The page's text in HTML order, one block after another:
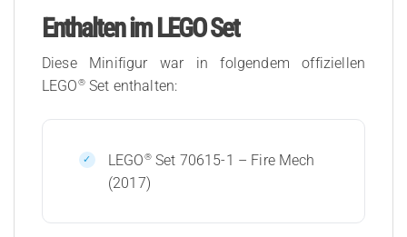
Enthalten im LEGO Set
Diese Minifigur war in folgendem offiziellen
LEGO®Set enthalten:
LEGO®Set 70615-1 – Fire Mech
(2017)